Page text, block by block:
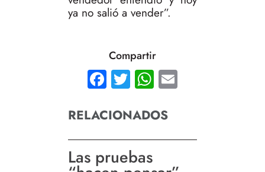
ya no salió a vender”.
Compartir
Facebook
TwitterWhatsApp
RELACIONADOS
Las pruebas